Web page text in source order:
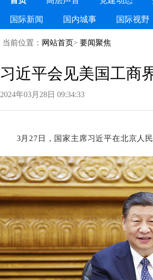
国际新闻 国内城事 国际视野
当前位置： 网站首页> 要闻聚焦
习近平会见美国工商
2024年03月28日09:34:33
3月27日，国家主席习近平在北京人民